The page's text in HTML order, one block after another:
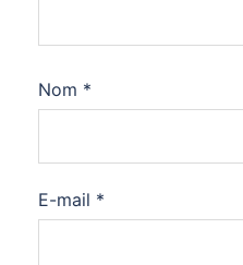
Nom *
E-mail *